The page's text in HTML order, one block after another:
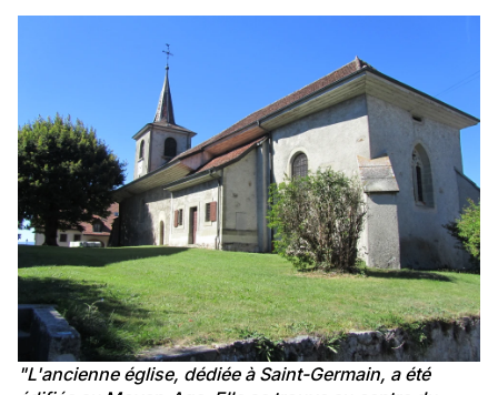
"L'ancienne église, dédiée à Saint-Germain, a été